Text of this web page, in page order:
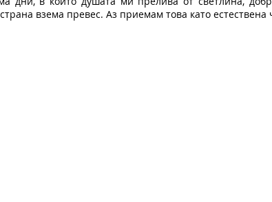
взема превес. Аз приемам това като естествена